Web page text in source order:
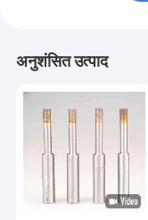
अनुशंसित उत्पाद